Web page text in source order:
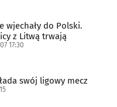
wjechały do Polski.
z Litwą trwają
17:30
swój ligowy mecz